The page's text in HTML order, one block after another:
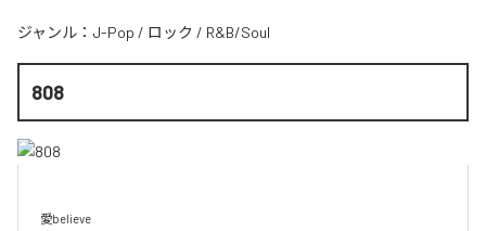
ジャンル： J-Pop / ロック / R&B/Soul
808
愛believe